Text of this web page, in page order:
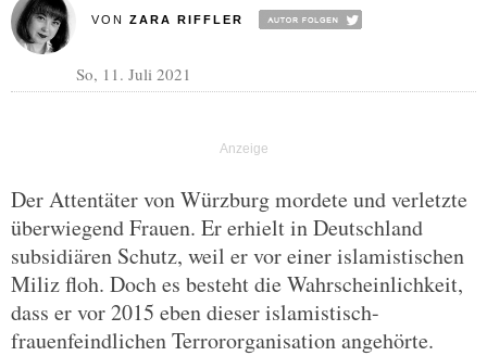
VON ZARA RIFFLER
So, 11. Juli 2021
Der Attentäter von Würzburg mordete und verletzte
überwiegend Frauen. Er erhielt in Deutschland
subsidiären Schutz, weil er vor einer islamistischen
Miliz floh. Doch es besteht die Wahrscheinlichkeit,
dass er vor 2015 eben dieser islamistisch-
frauenfeindlichen Terrororganisation angehörte.